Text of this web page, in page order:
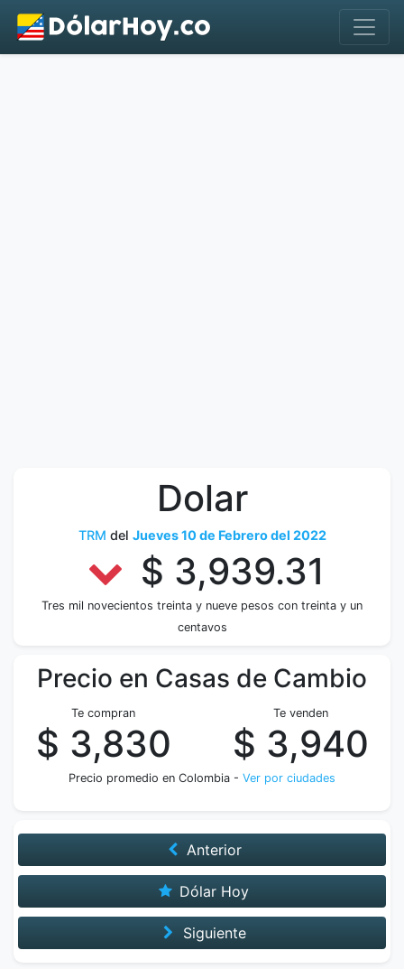
Dolar
TRM del Jueves 10 de Febrero del 2022
$ 3,939.31
Tres mil novecientos treinta y nueve pesos con treinta y un
centavos
Precio en Casas de Cambio
Te compran
$ 3,830
Te venden
$ 3,940
Precio promedio en Colombia - Ver por ciudades
Anterior
Dólar Hoy
Siguiente